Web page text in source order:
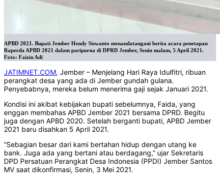
APBD 2021. Bupati Jember Hendy Siswanto menandatangani berita acara penetapan
Raperda APBD 2021 dalam paripurna di DPRD Jember, Senin malam, 5 April 2021.
Foto: Faizin Adi
JATIMNET.COM, Jember – Menjelang Hari Raya Idulfitri, ribuan
perangkat desa yang ada di Jember gundah gulana.
Penyebabnya, mereka belum menerima gaji sejak Januari 2021.
Kondisi ini akibat kebijakan bupati sebelumnya, Faida, yang
enggan membahas APBD Jember 2021 bersama DPRD. Begitu
juga dengan APBD 2020. Setelah berganti bupati, APBD Jember
2021 baru disahkan 5 April 2021.
“Sebagian besar dari kami bertahan hidup dengan utang ke
bank. Juga ada yang bertani atau berdagang,” ujar Sekretaris
DPD Persatuan Perangkat Desa Indonesia (PPDI) Jember Santos
MV saat dikonfirmasi, Senin, 3 Mei 2021.